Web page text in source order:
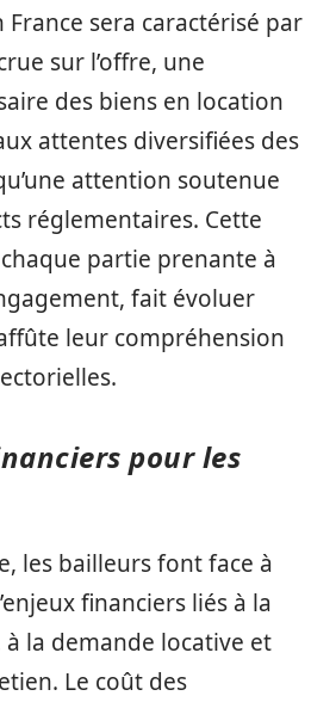
sera caractérisé par
sur l’offre, une
des biens en location
attentes diversifiées des
attention soutenue
réglementaires. Cette
partie prenante à
fait évoluer
leur compréhension
pour les
les bailleurs font face à
financiers liés à la
la demande locative et
Le coût des